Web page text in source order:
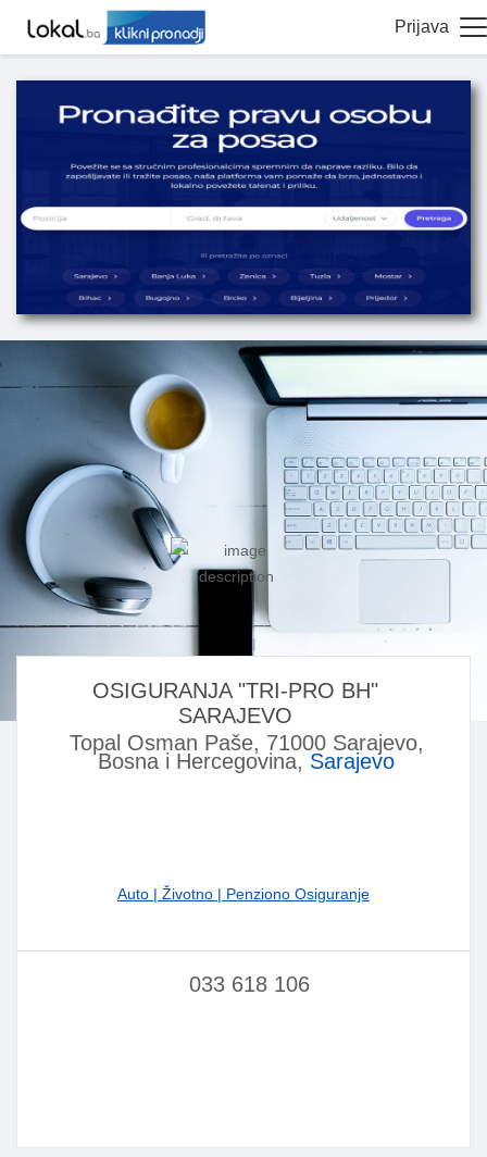
Prijava
OSIGURANJA "TRI-PRO BH"
SARAJEVO
Topal Osman Paše, 71000 Sarajevo,
Bosna i Hercegovina, Sarajevo
Auto | Životno | Penziono Osiguranje
033 618 106